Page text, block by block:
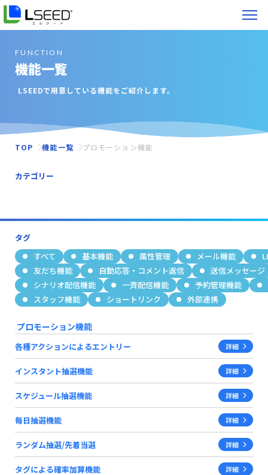
FUNCTION
機能一覧
LSEEDで用意している機能をご紹介します。
TOP 機能一覧 プロモーション機能
カテゴリー
タグ
すべて
基本機能 属性管理 メール機能
友だち機能
自動応答・コメント返信
送信メッセージ
シナリオ配信機能
一斉配信機能
予約管理機能
スタッフ機能
ショートリンク 外部連携
プロモーション機能
各種アクションによるエントリー 詳細
インスタント抽選機能 詳細
スケジュール抽選機能 詳細
毎日抽選機能 詳細
ランダム抽選/先着当選 詳細
タグによる確率加算機能 詳細